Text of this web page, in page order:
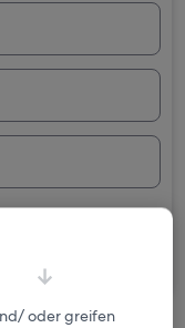
oder greifen